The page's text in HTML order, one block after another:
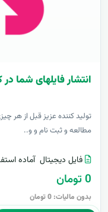
انتشار فایلهای شما در
توليد کننده عزيز قبل از هر
مطالعه و ثبت نام و و..
فایل دیجیتال آماده
0 تومان
بدون مالیات: 0 تومان